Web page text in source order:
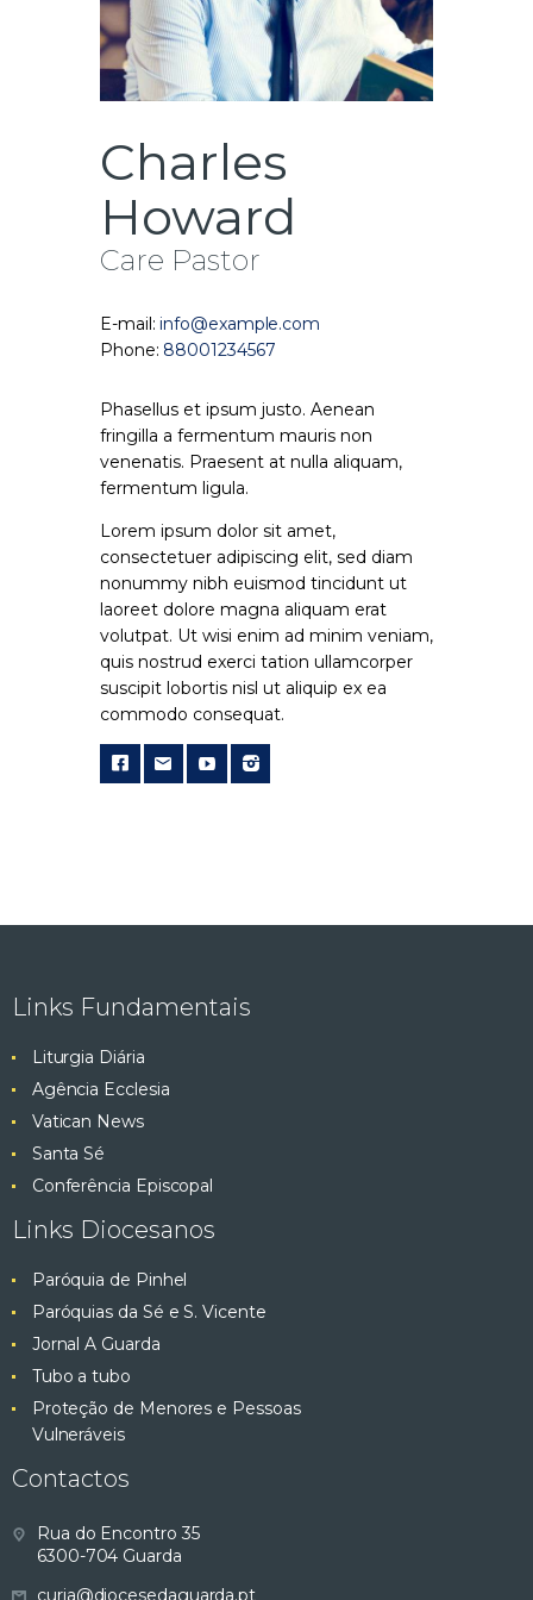
Charles
Howard
Care Pastor
E-mail:info@example.com
Phone: 88001234567
Phasellus et ipsum justo. Aenean
fringilla a fermentum mauris non
venenatis. Praesent at nulla aliquam,
fermentum ligula.
Lorem ipsum dolor sit amet,
consectetuer adipiscing elit, sed diam
nonummy nibh euismod tincidunt ut
laoreet dolore magna aliquam erat
volutpat. Ut wisi enim ad minim veniam,
quis nostrud exerci tation ullamcorper
suscipit lobortis nisl ut aliquip ex ea
commodo consequat.
Links Fundamentais
Liturgia Diária
Agência Ecclesia
Vatican News
Santa Sé
Conferência Episcopal
Links Diocesanos
Paróquia de Pinhel
Paróquias da Sé e S. Vicente
Jornal A Guarda
Tubo a tubo
Proteção de Menores e Pessoas
Vulneráveis
Contactos
Rua do Encontro 35
6300-704 Guarda